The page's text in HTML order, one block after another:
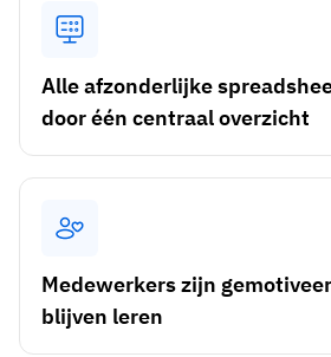
Alle afzonderlijke
door één centraal overzicht
Medewerkers zijn
blijven leren